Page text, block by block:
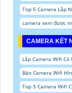
Top 5 Camera Lắp
camera xem được
CAMERA KẾT
Lắp Camera Wifi
Bán Camera Wifi
Top 5 Camera Wifi